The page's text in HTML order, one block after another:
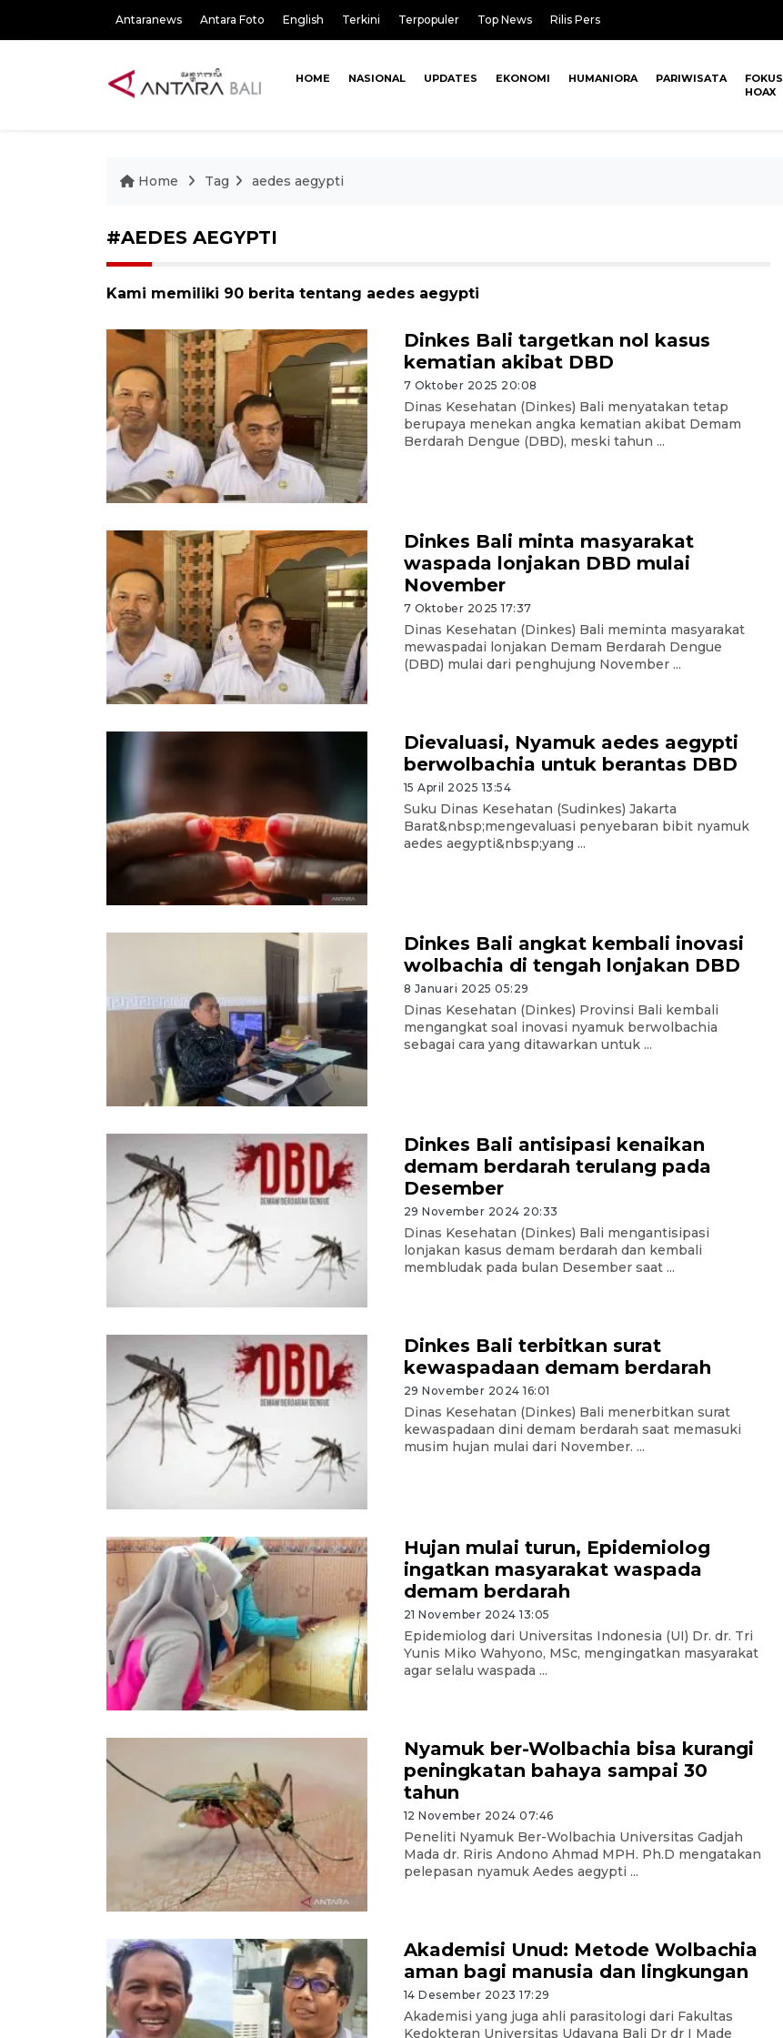
Antaranews Antara Foto English Terkini Terpopuler Top News Rilis Pers
HOME NASIONAL UPDATES EKONOMI HUMANIORA PARIWISATA
FOKUS
HOAX
Home Tag aedes aegypti
#AEDES AEGYPTI
Kami memiliki 90 berita tentang aedes aegypti
Dinkes Bali targetkan nol kasus
kematian akibat DBD
7 Oktober 2025 20:08
Dinas Kesehatan (Dinkes) Bali menyatakan tetap
berupaya menekan angka kematian akibat Demam
Berdarah Dengue (DBD), meski tahun ...
Dinkes Bali minta masyarakat
waspada lonjakan DBD mulai
November
7 Oktober 2025 17:37
Dinas Kesehatan (Dinkes) Bali meminta masyarakat
mewaspadai lonjakan Demam Berdarah Dengue
(DBD) mulai dari penghujung November ...
Dievaluasi, Nyamuk aedes aegypti
berwolbachia untuk berantas DBD
15 April 2025 13:54
Suku Dinas Kesehatan (Sudinkes) Jakarta
Barat&nbsp;mengevaluasi penyebaran bibit nyamuk
aedes aegypti&nbsp;yang ...
Dinkes Bali angkat kembali inovasi
wolbachia di tengah lonjakan DBD
8 Januari 2025 05:29
Dinas Kesehatan (Dinkes) Provinsi Bali kembali
mengangkat soal inovasi nyamuk berwolbachia
sebagai cara yang ditawarkan untuk ...
Dinkes Bali antisipasi kenaikan
demam berdarah terulang pada
Desember
29 November 2024 20:33
Dinas Kesehatan (Dinkes) Bali mengantisipasi
lonjakan kasus demam berdarah dan kembali
membludak pada bulan Desember saat ...
Dinkes Bali terbitkan surat
kewaspadaan demam berdarah
29 November 2024 16:01
Dinas Kesehatan (Dinkes) Bali menerbitkan surat
kewaspadaan dini demam berdarah saat memasuki
musim hujan mulai dari November. ...
Hujan mulai turun, Epidemiolog
ingatkan masyarakat waspada
demam berdarah
21 November 2024 13:05
Epidemiolog dari Universitas Indonesia (UI) Dr. dr. Tri
Yunis Miko Wahyono, MSc, mengingatkan masyarakat
agar selalu waspada ...
Nyamuk ber-Wolbachia bisa kurangi
peningkatan bahaya sampai 30
tahun
12 November 2024 07:46
Peneliti Nyamuk Ber-Wolbachia Universitas Gadjah
Mada dr. Riris Andono Ahmad MPH. Ph.D mengatakan
pelepasan nyamuk Aedes aegypti ...
Akademisi Unud: Metode Wolbachia
aman bagi manusia dan lingkungan
14 Desember 2023 17:29
Akademisi yang juga ahli parasitologi dari Fakultas
Kedokteran Universitas Udayana Bali Dr dr I Made
Tiga matra TNI unjuk
kemampuan tempur Perisai
5 Agustus 2026 16:28
Polisi tetapkan lima tersangka
pengeroyokan maling ayam di
Tabanan